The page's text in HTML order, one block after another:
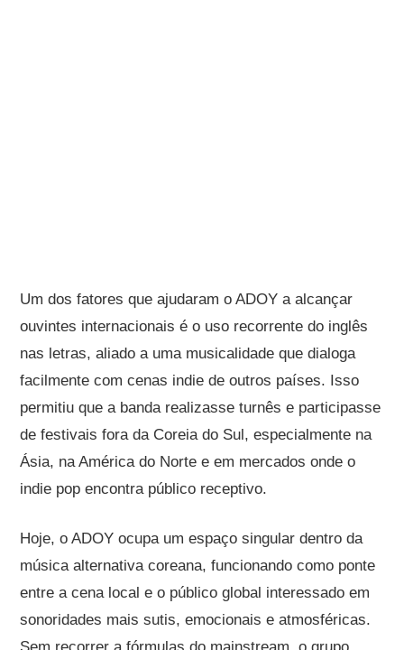
Um dos fatores que ajudaram o ADOY a alcançar
ouvintes internacionais é o uso recorrente do inglês
nas letras, aliado a uma musicalidade que dialoga
facilmente com cenas indie de outros países. Isso
permitiu que a banda realizasse turnês e participasse
de festivais fora da Coreia do Sul, especialmente na
Ásia, na América do Norte e em mercados onde o
indie pop encontra público receptivo.
Hoje, o ADOY ocupa um espaço singular dentro da
música alternativa coreana, funcionando como ponte
entre a cena local e o público global interessado em
sonoridades mais sutis, emocionais e atmosféricas.